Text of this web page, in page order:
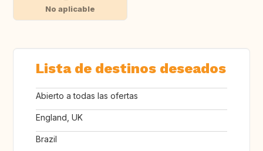
No aplicable
Lista de destinos deseados
Abierto a todas las ofertas
England, UK
Brazil